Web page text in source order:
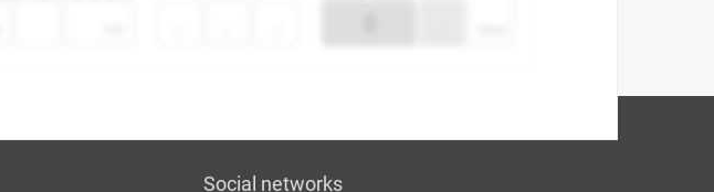
Social networks